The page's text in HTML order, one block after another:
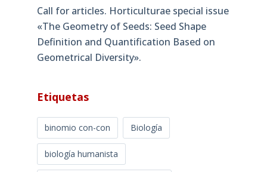
Call for articles. Horticulturae special issue
«The Geometry of Seeds: Seed Shape
Definition and Quantification Based on
Geometrical Diversity»​.
Etiquetas
binomio con-con Biología
biología humanista